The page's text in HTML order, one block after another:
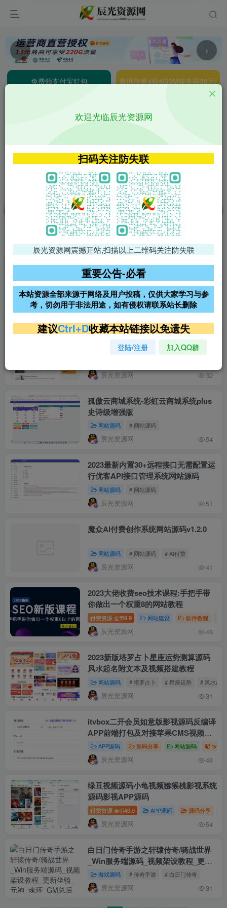
‹ ›
免费领支付宝红包
腾讯轻量4核4G3M服务器38元/
阿里云2核2G200M服务器68元/
雨云高防免备案服务器
超低价文字广告位招租 超低价文字广告位招租
超低价文字广告位招租 超低价文字广告位招租
公告：欢迎访问
最新发布 第91页
更新 浏览 点赞 评论
追格小程序_知识付费与圈子社区小程
序框架 v1.8.0
小程序源码 源码分享 # 网站源码
辰光资源网 36
WordPress主题追格资源下载主题
v1.1.0源码
辰光资源网 32
孤傲云商城系统-彩虹云商城系统plus
史诗级增强版
网站源码 # 网站源码
辰光资源网 54
2023最新内置30+远程接口无需配置运
行优客API接口管理系统网站源码
网站源码 # 网站源码
辰光资源网 51
魔众AI付费创作系统网站源码v1.2.0
网站源码 # 网站源码 # AI付费
辰光资源网 41
2023大佬收费seo技术课程:手把手带
你做出一个权重8的网站教程
付费资源 金币9.9 网站建设 软件教程
辰光资源网 48
2023新版塔罗占卜星座运势测算源码
风水起名附文本及视频搭建教程
网站源码 # 塔罗占卜 # 星座运势 # 风水起名
辰光资源网 31
itvbox二开会员如意版影视源码反编译
APP前端打包及对接苹果CMS视频搭
建教程
APP源码 源码分享 网站源码
辰光资源网 48
绿豆视频源码小龟视频猕猴桃影视系统
源码影视APP源码
付费资源 金币49.9 APP源码 源码分享
辰光资源网 54
白日门传奇手游之轩辕传奇/骑战世界
_Win服务端源码_视频架设教程_更新
坐骑_元神_魂环_GM总后台
游戏源码 # 传奇手游 # 白日门传奇
辰光资源网 31
欢迎光临辰光资源网
扫码关注防失联
辰光资源网震撼开站,扫描以上二维码关注防失联
重要公告-必看
本站资源全部来源于网络及用户投稿，仅供大家学习与参
考，切勿用于非法用途，如有侵权请联系站长删除
建议Ctrl+D收藏本站链接以免遗失
登陆/注册 加入QQ群